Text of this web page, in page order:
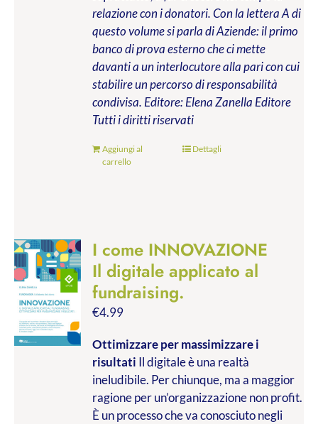
relazione con i donatori. Con la lettera A di
questo volume si parla di Aziende: il primo
banco di prova esterno che ci mette
davanti a un interlocutore alla pari con cui
stabilire un percorso di responsabilità
condivisa. Editore: Elena Zanella Editore
Tutti i diritti riservati
Aggiungi al
carrello
Dettagli
I come INNOVAZIONE
Il digitale applicato al
fundraising.
€4.99
Ottimizzare per massimizzare i
risultati Il digitale è una realtà
ineludibile. Per chiunque, ma a maggior
ragione per un’organizzazione non profit.
È un processo che va conosciuto negli